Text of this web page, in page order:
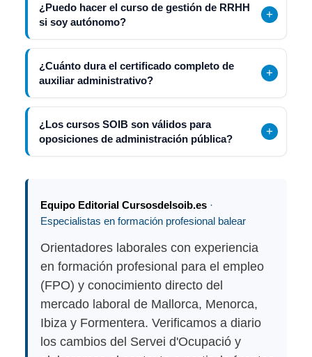
¿Puedo hacer el curso de gestión de RRHH
si soy autónomo?
¿Cuánto dura el certificado completo de
auxiliar administrativo?
¿Los cursos SOIB son válidos para
oposiciones de administración pública?
Equipo Editorial Cursosdelsoib.es·
Especialistas en formación profesional balear
Orientadores laborales con experiencia
en formación profesional para el empleo
(FPO) y conocimiento directo del
mercado laboral de Mallorca, Menorca,
Ibiza y Formentera. Verificamos a diario
los cambios del Servei d'Ocupació y